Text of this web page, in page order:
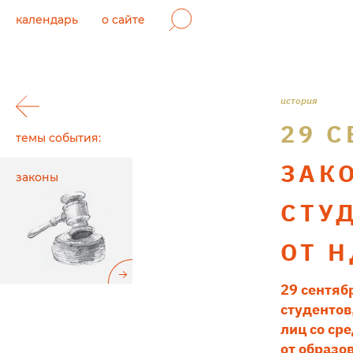
календарь о сайте
темы события:
законы
история
29
ОТ
29
лиц со
от